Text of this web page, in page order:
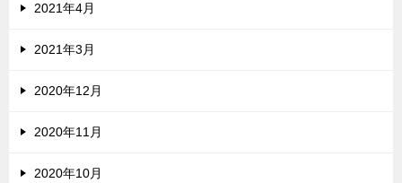
2021年4月
2021年3月
2020年12月
2020年11月
2020年10月